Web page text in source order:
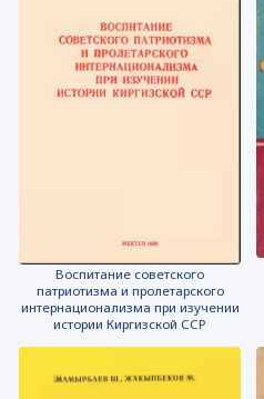
Воспитание советского
патриотизма и пролетарского
интернационализма при изучении
истории Киргизской ССР